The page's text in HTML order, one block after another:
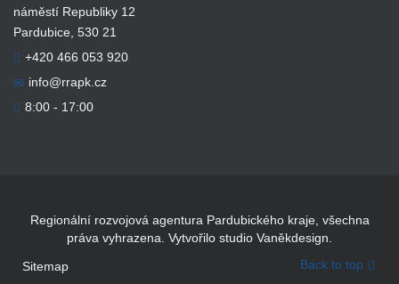
náměstí Republiky 12
Pardubice, 530 21
+420 466 053 920
info@rrapk.cz
8:00 - 17:00
Regionální rozvojová agentura Pardubického kraje, všechna
práva vyhrazena. Vytvořilo studio Vaněkdesign.
Sitemap
Back to top